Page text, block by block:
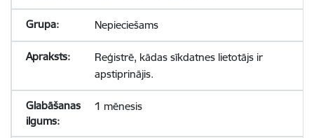
Nepieciešams
Reģistrē, kādas sīkdatnes lietotājs ir
apstiprinājis.
1 mēnesis